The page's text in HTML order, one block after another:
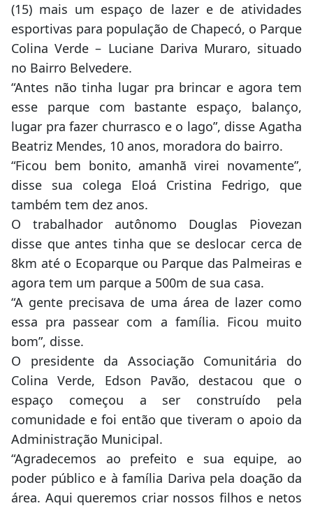
(15) mais um espaço de lazer e de atividades
esportivas para população de Chapecó, o Parque
Colina Verde – Luciane Dariva Muraro, situado
no Bairro Belvedere.
“Antes não tinha lugar pra brincar e agora tem
esse parque com bastante espaço, balanço,
lugar pra fazer churrasco e o lago”, disse Agatha
Beatriz Mendes, 10 anos, moradora do bairro.
“Ficou bem bonito, amanhã virei novamente”,
disse sua colega Eloá Cristina Fedrigo, que
também tem dez anos.
O trabalhador autônomo Douglas Piovezan
disse que antes tinha que se deslocar cerca de
8km até o Ecoparque ou Parque das Palmeiras e
agora tem um parque a 500m de sua casa.
“A gente precisava de uma área de lazer como
essa pra passear com a família. Ficou muito
bom”, disse.
O presidente da Associação Comunitária do
Colina Verde, Edson Pavão, destacou que o
espaço começou a ser construído pela
comunidade e foi então que tiveram o apoio da
Administração Municipal.
“Agradecemos ao prefeito e sua equipe, ao
poder público e à família Dariva pela doação da
área. Aqui queremos criar nossos filhos e netos